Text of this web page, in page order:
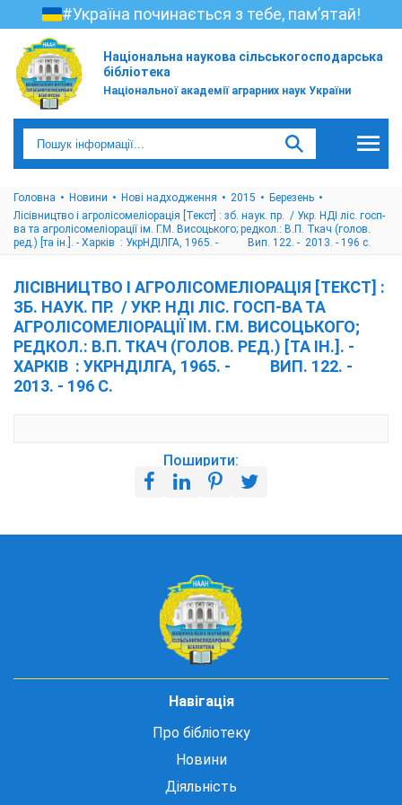
#Україна починається з тебе, пам’ятай!
Національна наукова сільськогосподарська
бібліотека
Національної академії аграрних наук України
Головна Новини Нові надходження 2015
Березень
Лісівництво і агролісомеліорація [Текст] : зб. наук. пр. / Укр. НДІ ліс. госп-
ва та агролісомеліорації ім. Г.М. Висоцького; редкол.: В.П. Ткач (голов.
ред.) [та ін.]. - Харків : УкрНДІЛГА, 1965. - Вип. 122. - 2013. - 196 с.
ЛІСІВНИЦТВО І АГРОЛІСОМЕЛІОРАЦІЯ [ТЕКСТ] :
ЗБ. НАУК. ПР. / УКР. НДІ ЛІС. ГОСП-ВА ТА
АГРОЛІСОМЕЛІОРАЦІЇ ІМ. Г.М. ВИСОЦЬКОГО;
РЕДКОЛ.: В.П. ТКАЧ (ГОЛОВ. РЕД.) [ТА ІН.]. -
ХАРКІВ : УКРНДІЛГА, 1965. - ВИП. 122. -
2013. - 196 С.
Поширити:
Навігація
Про бібліотеку
Новини
Діяльність